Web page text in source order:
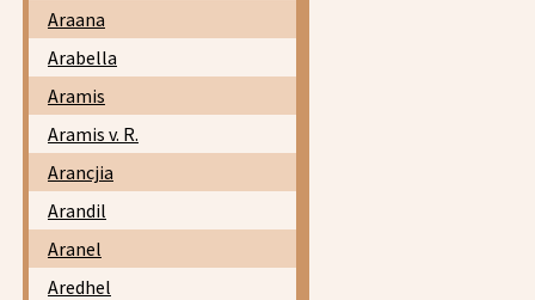
Araana
Arabella
Aramis
Aramis v. R.
Arancjia
Arandil
Aranel
Aredhel